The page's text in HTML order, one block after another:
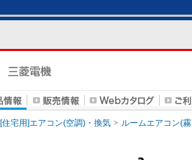
[住宅用]エアコン(空調)・換気 ルームエアコン(